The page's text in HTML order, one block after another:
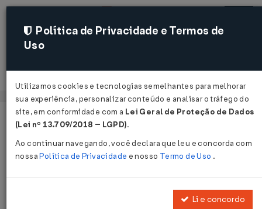
Acessar
Página Inicial
Notícias
IPVA/CE: 4ª parcela vence quarta-
Política de Privacidade e Termos de
Uso
Utilizamos cookies e tecnologias semelhantes para melhorar
sua experiência, personalizar conteúdo e analisar o tráfego do
site, em conformidade com a Lei Geral de Proteção de Dados
(Lei nº 13.709/2018 – LGPD).
Ao continuar navegando, você declara que leu e concorda com
nossaPolítica de Privacidade e nosso Termo de Uso .
Li e concordo